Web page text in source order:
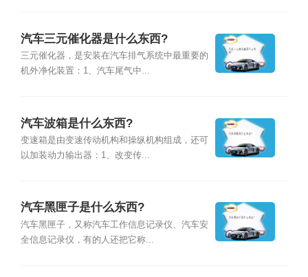
汽车三元催化器是什么东西?
三元催化器，是安装在汽车排气系统中最重要的
机外净化装置：1、汽车尾气中...
汽车波箱是什么东西?
变速箱是由变速传动机构和操纵机构组成，还可
以加装动力输出器：1、改变传...
汽车黑匣子是什么东西?
汽车黑匣子，又称汽车工作信息记录仪、汽车安
全信息记录仪，有的人还把它称...